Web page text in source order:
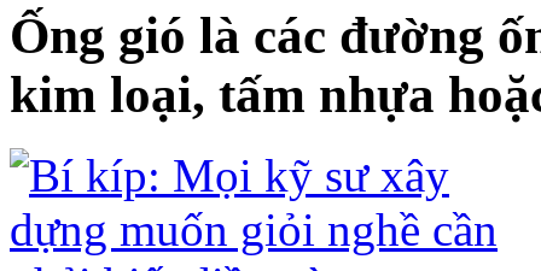
Ống gió là các đường
kim loại, tấm nhựa